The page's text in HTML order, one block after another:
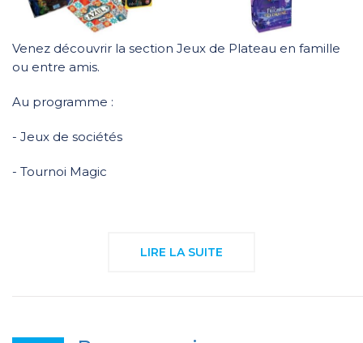
Venez découvrir la section Jeux de Plateau en famille
ou entre amis.
Au programme :
- Jeux de sociétés
- Tournoi Magic
LIRE LA SUITE